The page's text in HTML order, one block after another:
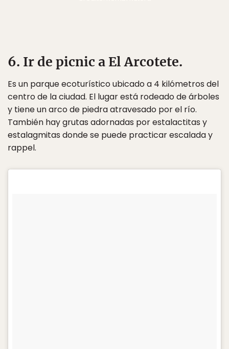
6. Ir de picnic a El Arcotete.
Es un parque ecoturístico ubicado a 4 kilómetros del
centro de la ciudad. El lugar está rodeado de árboles
y tiene un arco de piedra atravesado por el río.
También hay grutas adornadas por estalactitas y
estalagmitas donde se puede practicar escalada y
rappel.